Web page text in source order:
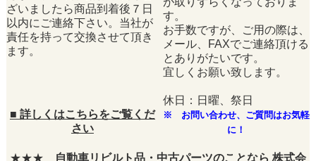
す。
お手数ですが、ご用の際は、
メール、FAXでご連絡頂ける
とありがたいです。
宜しくお願い致します。
休日：日曜、祭日
ざいましたら商品到着後７日
以内にご連絡下さい。当社が
責任を持って交換させて頂き
ます。
■ 詳しくはこちらをご覧くだ
さい
※ お問い合わせ、ご質問はお気軽
に！
★★★ 自動車リビルト品・中古パーツのことなら 株式会